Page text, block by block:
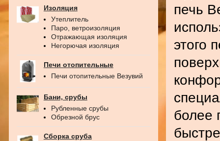
Изоляция
Утеплитель
Паро, ветроизоляция
Отражающая изоляция
Негорючая изоляция
Печи отопительные
Печи отопительные Везувий
Бани, срубы
Рубленные срубы
Обрезной брус
Сборка сруба
печь
этого
более